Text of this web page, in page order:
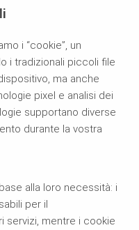
i “cookie”, un
i tradizionali piccoli file
ma anche
pixel e analisi dei
supportano diverse
durante la vostra
alla loro necessità: i
per il
servizi, mentre i cookie